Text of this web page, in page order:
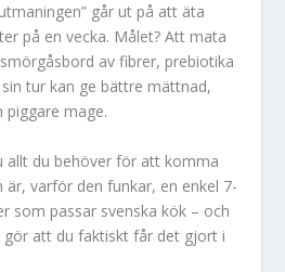
går ut på att äta
på en vecka. Målet? Att mata
av fibrer, prebiotika
tur kan ge bättre mättnad,
piggare mage.
allt du behöver för att komma
är, varför den funkar, en enkel 7-
som passar svenska kök – och
att du faktiskt får det gjort i